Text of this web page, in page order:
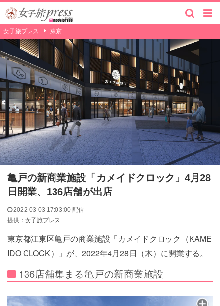
女子旅プレス 東京
亀戸の新商業施設「カメイドクロック」4月28
日開業、136店舗が出店
2022-03-03 17:03:00 配信
提供：女子旅プレス
東京都江東区亀戸の商業施設「カメイドクロック（KAME
IDO CLOCK）」が、2022年4月28日（木）に開業する。
136店舗集まる亀戸の新商業施設